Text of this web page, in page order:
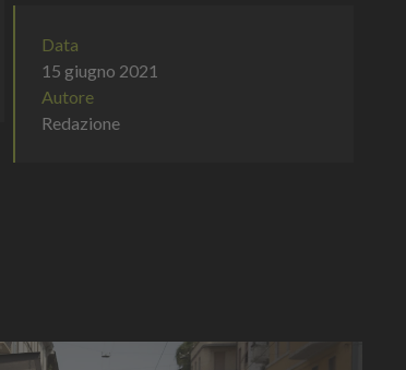
Data
15 giugno 2021
Autore
Redazione